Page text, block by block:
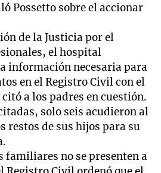
Possetto sobre el accionar
de la Justicia por el
el hospital
información necesaria para
en el Registro Civil con el
a los padres en cuestión.
solo seis acudieron al
restos de sus hijos para su
familiares no se presenten a